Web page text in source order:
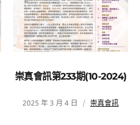
崇真會訊第233期(10-2024)
2025 年 3 月 4 日 崇真會訊